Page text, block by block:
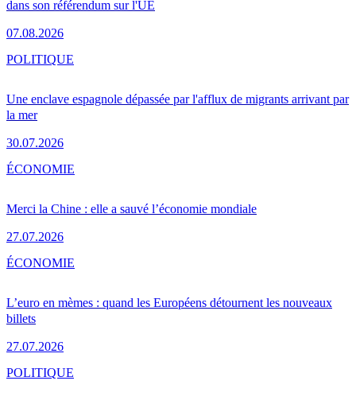
dans son référendum sur l'UE
07.08.2026
Une enclave espagnole dépassée par l'afflux de migrants arrivant par
la mer
30.07.2026
POLITIQUE
Merci la Chine : elle a sauvé l’économie mondiale
27.07.2026
ÉCONOMIE
L’euro en mèmes : quand les Européens détournent les nouveaux
billets
27.07.2026
ÉCONOMIE
POLITIQUE